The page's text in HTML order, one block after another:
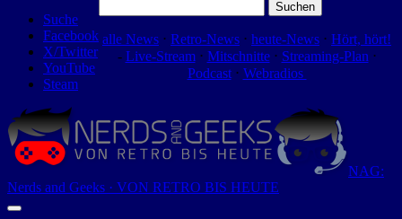
Suche
Facebook
X/Twitter
YouTube
Steam
nach:
alle News ⋅ Retro-News ⋅ heute-News ⋅ Hört, hört!
- Live-Stream⋅ Mitschnitte⋅ Streaming-Plan ⋅
Podcast⋅ Webradios
NAG:
Nerds and Geeks · VON RETRO BIS HEUTE